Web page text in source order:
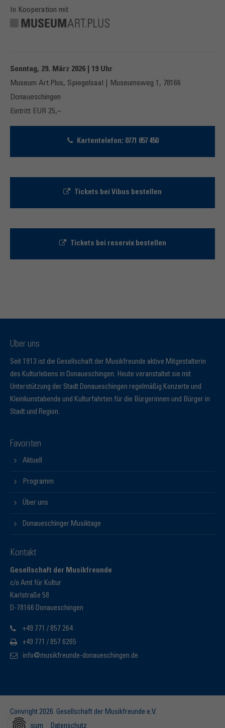
In Kooperation mit
Sonntag, 29. März 2026 | 19 Uhr
Museum Art.Plus, Spiegelsaal | Museumsweg 1, 78166
Donaueschingen
Eintritt EUR 25,–
Kartentelefon: 0771 857 450
Tickets bei Vibus bestellen
Tickets bei reservix bestellen
Über uns
Seit 1913 ist die Gesellschaft der Musikfreunde aktive Mitgestalterin
des Kulturlebens in Donaueschingen. Heute veranstaltet sie mit
Unterstützung der Stadt Donaueschingen regelmäßig Konzerte und
Kleinkunstabende und Kulturfahrten für die Bürgerinnen und Bürger in
Stadt und Region.
Favoriten
Aktuell
Programm
Über uns
Donaueschinger Musiktage
Kontakt
Gesellschaft der Musikfreunde
c/o Amt für Kultur
Karlstraße 58
D-78166 Donaueschingen
+49 771 / 857 264
+49 771 / 857 6265
info@musikfreunde-donaueschingen.de
Copyright 2026. Gesellschaft der Musikfreunde e.V.
Impressum
Datenschutz